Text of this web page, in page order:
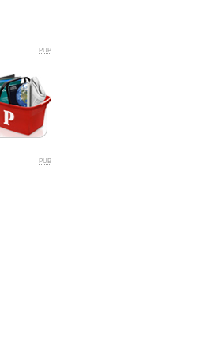
PUB
PUB